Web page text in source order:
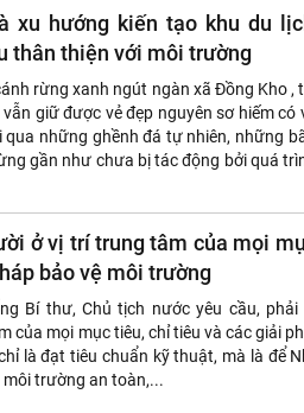
xu hướng kiến tạo khu du
thân thiện với môi trường
rừng xanh ngút ngàn xã Đồng Kho ,
giữ được vẻ đẹp nguyên sơ hiếm có
những ghềnh đá tự nhiên, những
gần như chưa bị tác động bởi quá
ở vị trí trung tâm của mọi
bảo vệ môi trường
Bí thư, Chủ tịch nước yêu cầu, phải
của mọi mục tiêu, chỉ tiêu và các giải
là đạt tiêu chuẩn kỹ thuật, mà là để
trường an toàn,...